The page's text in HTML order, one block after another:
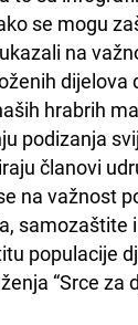
se mogu
na
dijelova
hrabrih
podizanja
članovi
na važnost
samozaštite
populacije
“Srce za